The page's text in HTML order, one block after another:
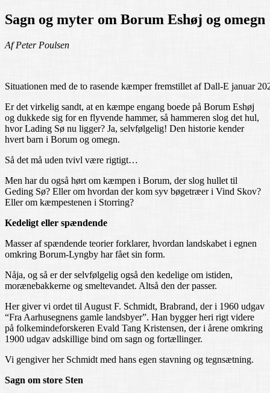
Sagn og myter om Borum Eshøj og omegn
Af Peter Poulsen
Situationen med de to rasende kæmper fremstillet af Dall-E januar
Er det virkelig sandt, at en kæmpe engang boede på Borum Eshøj
og dukkede sig for en flyvende hammer, så hammeren slog det hul,
hvor Lading Sø nu ligger? Ja, selvfølgelig! Den historie kender
hvert barn i Borum og omegn.
Så det må uden tvivl være rigtigt…
Men har du også hørt om kæmpen i Borum, der slog hullet til
Geding Sø? Eller om hvordan der kom syv bøgetræer i Vind Skov?
Eller om kæmpestenen i Storring?
Kedeligt eller spændende
Masser af spændende teorier forklarer, hvordan landskabet i egnen
omkring Borum-Lyngby har fået sin form.
Nåja, og så er der selvfølgelig også den kedelige om istiden,
morænebakkerne og smeltevandet. Altså den der passer.
Her giver vi ordet til August F. Schmidt, Brabrand, der i 1960 udgav
“Fra Aarhusegnens gamle landsbyer”. Han bygger heri rigt videre
på folkemindeforskeren Evald Tang Kristensen, der i årene omkring
1900 udgav adskillige bind om sagn og fortællinger.
Vi gengiver her Schmidt med hans egen stavning og tegnsætning.
Sagn om store Sten